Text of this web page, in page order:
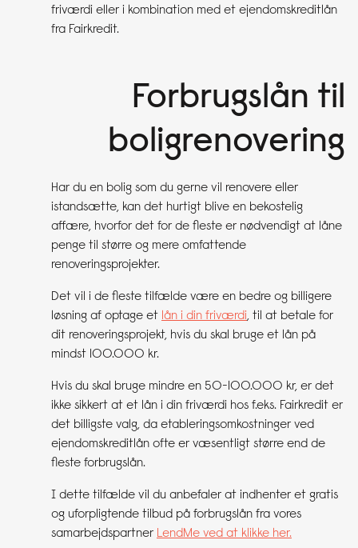
friværdi eller i kombination med et ejendomskreditlån
fra Fairkredit.
Forbrugslån til
boligrenovering
Har du en bolig som du gerne vil renovere eller
istandsætte, kan det hurtigt blive en bekostelig
affære, hvorfor det for de fleste er nødvendigt at låne
penge til større og mere omfattende
renoveringsprojekter.
Det vil i de fleste tilfælde være en bedre og billigere
løsning af optage et lån i din friværdi, til at betale for
dit renoveringsprojekt, hvis du skal bruge et lån på
mindst 100.000 kr.
Hvis du skal bruge mindre en 50-100.000 kr, er det
ikke sikkert at et lån i din friværdi hos f.eks. Fairkredit er
det billigste valg, da etableringsomkostninger ved
ejendomskreditlån ofte er væsentligt større end de
fleste forbrugslån.
I dette tilfælde vil du anbefaler at indhenter et gratis
og uforpligtende tilbud på forbrugslån fra vores
samarbejdspartner LendMe ved at klikke her.